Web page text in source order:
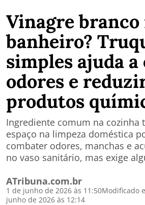
Vinagre branco
banheiro?
simples ajuda
odores e
produtos
Ingrediente comum na cozinha
espaço na limpeza doméstica
combater odores, manchas e
no vaso sanitário, mas exige
ATribuna.com.br
1 de junho de 2026 às 11:50Modificado
junho de 2026 às 12:14